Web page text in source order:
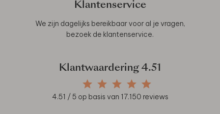
Klantenservice
We zijn dagelijks bereikbaar voor al je vragen,
bezoek de klantenservice.
Klantwaardering 4.51
4.51 / 5 op basis van 17.150 reviews